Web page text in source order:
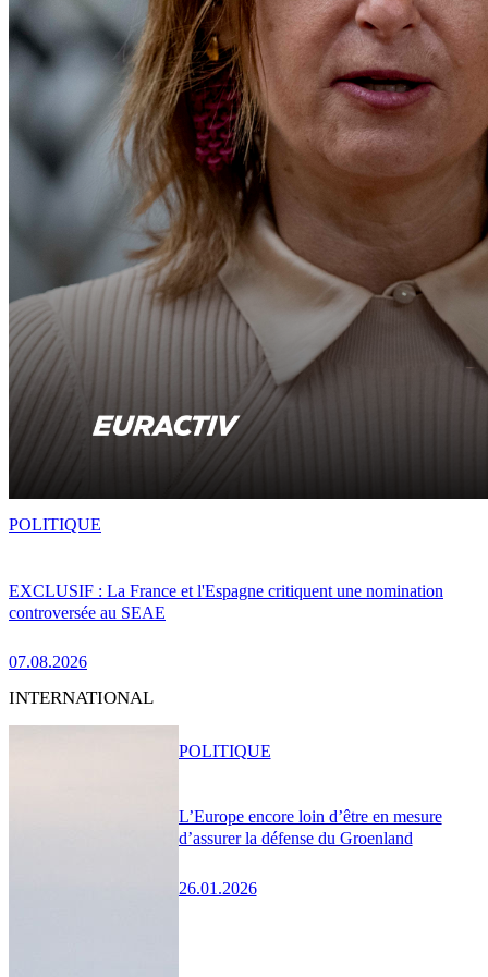
EXCLUSIF : La France et l'Espagne critiquent une nomination
controversée au SEAE
07.08.2026
POLITIQUE
INTERNATIONAL
L’Europe encore loin d’être en mesure
d’assurer la défense du Groenland
26.01.2026
POLITIQUE